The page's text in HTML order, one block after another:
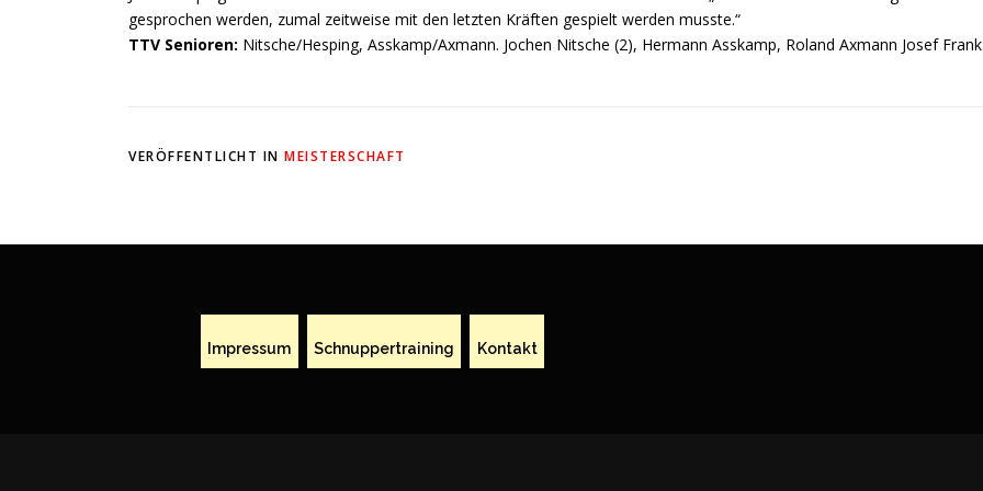
gesprochen werden, zumal zeitweise mit den letzten Kräften gespielt werden musste.“
TTV Senioren: Nitsche/Hesping, Asskamp/Axmann. Jochen Nitsche (2), Hermann Asskamp, Roland Axmann Josef
VERÖFFENTLICHT IN MEISTERSCHAFT
Impressum Schnuppertraining Kontakt